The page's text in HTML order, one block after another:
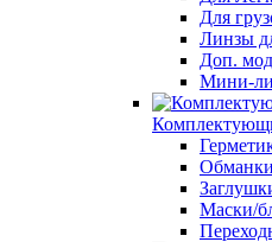
Для
Линзы
Доп.
Мини-
Маски/